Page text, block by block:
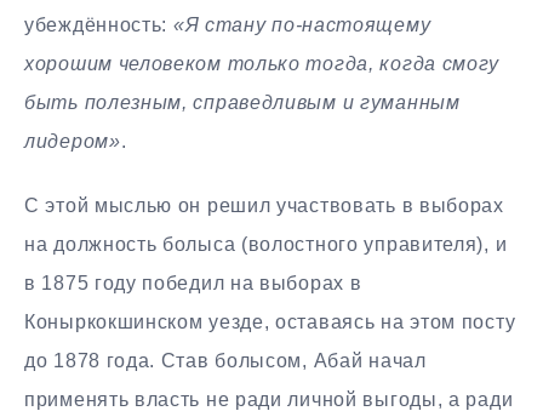
убеждённость: «Я стану по-настоящему
хорошим человеком только тогда, когда смогу
быть полезным, справедливым и гуманным
лидером».
С этой мыслью он решил участвовать в выборах
на должность болыса (волостного управителя), и
в 1875 году победил на выборах в
Коныркокшинском уезде, оставаясь на этом посту
до 1878 года. Став болысом, Абай начал
применять власть не ради личной выгоды, а ради